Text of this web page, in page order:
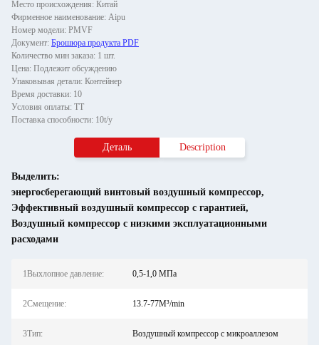
Место происхождения: Китай
Фирменное наименование: Aipu
Номер модели: PMVF
Документ: Брошюра продукта PDF
Количество мин заказа: 1 шт.
Цена: Подлежит обсуждению
Упаковывая детали: Контейнер
Время доставки: 10
Условия оплаты: ТТ
Поставка способности: 10t/y
Деталь Description
Выделить:
энергосберегающий винтовый воздушный компрессор,
Эффективный воздушный компрессор с гарантией,
Воздушный компрессор с низкими эксплуатационными
расходами
1Выхлопное давление: 0,5-1,0 МПа
2Смещение: 13.7-77M³/min
3Тип: Воздушный компрессор с микроаллезом